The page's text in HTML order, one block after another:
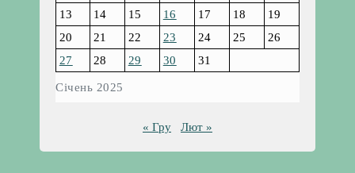
Січень 2025
13
14 15 16 17 18
19
20
21 22 23 24 25
26
27
28 29 30 31
« Гру Лют »